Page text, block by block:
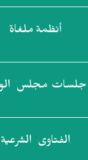
أنظمة ملغاة
جلسات مجلس
الفتاوى الشرعية